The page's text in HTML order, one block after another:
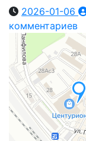
2026-01-06
комментариев